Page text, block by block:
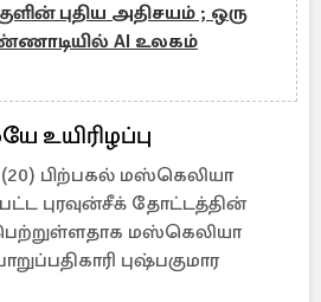
புதிய அதிசயம் ; ஒரு
AI உலகம்
உயிரிழப்பு
பிற்பகல் மஸ்கெலியா
புரவுன்சீக் தோட்டத்தின்
மஸ்கெலியா
புஷ்பகுமார